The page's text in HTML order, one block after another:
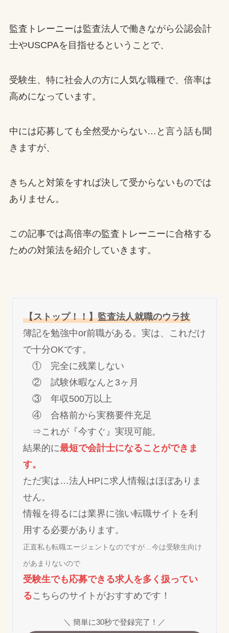
監査トレーニーは監査法人で働きながら公認会計
士やUSCPAを目指せるということで、
受験生、特に社会人の方に人気な職種で、倍率は
高めになっています。
中には応募しても全然受からない…と言う話も聞
きますが、
きちんと対策をすれば決して受からないものでは
ありません。
この記事では高倍率の監査トレーニーに合格する
ための対策法を紹介していきます。
【ストップ！！】監査法人就職のウラ技
簿記を勉強中or前職がある。実は、これだけ
で十分OKです。
① 完全に残業しない
② 試験休暇なんと3ヶ月
③ 年収500万以上
④ 合格前から実務要件充足
⇒これが『今すぐ』実現可能。
結果的に最短で会計士になることができま
す。
ただ実は…法人HPに求人情報はほぼありま
せん。
情報を得るには業界に強い転職サイトを利
用する必要があります。
正直私も転職エージェントなのですが…今は受験生向け
があまりないので
受験生でも応募できる求人を多く扱ってい
るこちらのサイトがおすすめです！
＼ 簡単に30秒で登録完了！／